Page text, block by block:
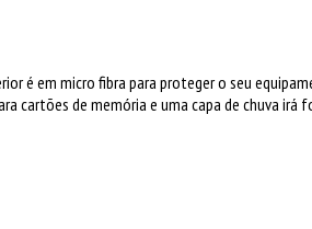
em micro fibra para proteger o seu
cartões de memória e uma capa de chuva